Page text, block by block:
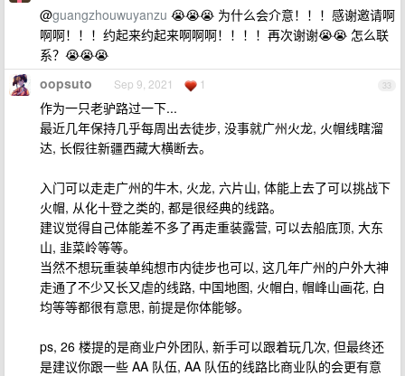
@guangzhouwuyanzu 😭😭😭 为什么会介意！！！感谢邀请啊
啊啊！！！约起来约起来啊啊啊！！！！再次谢谢😭😭 怎么联
系？😭😭😭
33
oopsuto Sep 9, 2021 1
作为一只老驴路过一下...
最近几年保持几乎每周出去徒步, 没事就广州火龙, 火帽线瞎溜
达, 长假往新疆西藏大横断去。
入门可以走走广州的牛木, 火龙, 六片山, 体能上去了可以挑战下
火帽, 从化十登之类的, 都是很经典的线路。
建议觉得自己体能差不多了再走重装露营, 可以去船底顶, 大东
山, 韭菜岭等等。
当然不想玩重装单纯想市内徒步也可以, 这几年广州的户外大神
走通了不少又长又虐的线路, 中国地图, 火帽白, 帽峰山画花, 白
均等等都很有意思, 前提是你体能够。
ps, 26 楼提的是商业户外团队, 新手可以跟着玩几次, 但最终还
是建议你跟一些 AA 队伍, AA 队伍的线路比商业队的会更有意